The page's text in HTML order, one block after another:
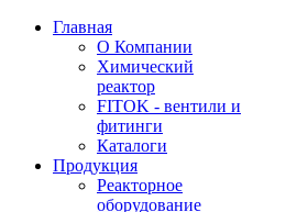
Главная
О Компании
Химический
реактор
FITOK - вентили и
фитинги
Каталоги
Продукция
Реакторное
оборудование